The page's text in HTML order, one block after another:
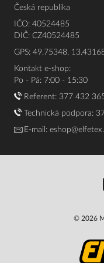
Česká republika
IČO: 40524485
DIČ: CZ40524485
GPS: 49.75348,
Kontakt e-shop:
Po - Pá: 7:00 - 15:30
Referent: 377 432
Technická podpora:
E-mail:
© 2026